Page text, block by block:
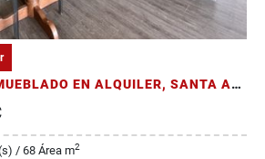
APARTAMENTO AMUEBLADO EN ALQUILER, SANTA ANA
/ 68 Área m2